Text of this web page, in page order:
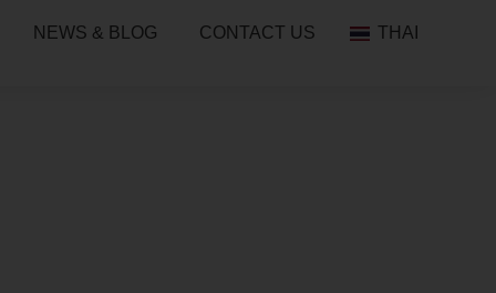
NEWS & BLOG CONTACT US THAI